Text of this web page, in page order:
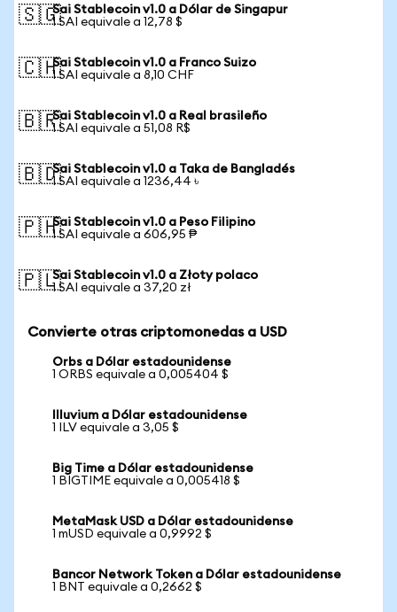
🇸🇬Sai Stablecoin v1.0 a Dólar de Singapur
1 SAI equivale a 12,78 $
🇨🇭Sai Stablecoin v1.0 a Franco Suizo
1 SAI equivale a 8,10 CHF
🇧🇷Sai Stablecoin v1.0 a Real brasileño
1 SAI equivale a 51,08 R$
🇧🇩Sai Stablecoin v1.0 a Taka de Bangladés
1 SAI equivale a 1236,44 ৳
🇵🇭Sai Stablecoin v1.0 a Peso Filipino
1 SAI equivale a 606,95 ₱
🇵🇱Sai Stablecoin v1.0 a Złoty polaco
1 SAI equivale a 37,20 zł
Convierte otras criptomonedas a USD
Orbs a Dólar estadounidense
1 ORBS equivale a 0,005404 $
Illuvium a Dólar estadounidense
1 ILV equivale a 3,05 $
Big Time a Dólar estadounidense
1 BIGTIME equivale a 0,005418 $
MetaMask USD a Dólar estadounidense
1 mUSD equivale a 0,9992 $
Bancor Network Token a Dólar estadounidense
1 BNT equivale a 0,2662 $